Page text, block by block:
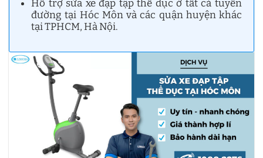
Hỗ trợ sửa xe đạp tập thể dục ở tất cả tuyến
đường tại Hóc Môn và các quận huyện khác
tại TPHCM, Hà Nội.